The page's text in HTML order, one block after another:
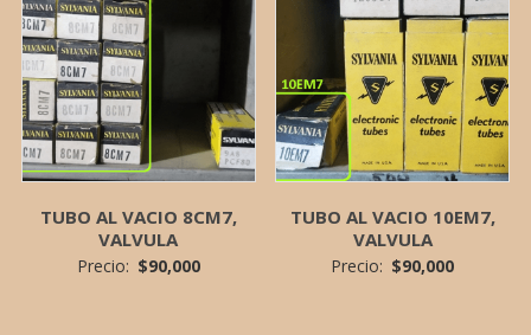
TUBO AL VACIO 8CM7,
VALVULA
Precio: $90,000
TUBO AL VACIO 10EM7,
VALVULA
Precio: $90,000